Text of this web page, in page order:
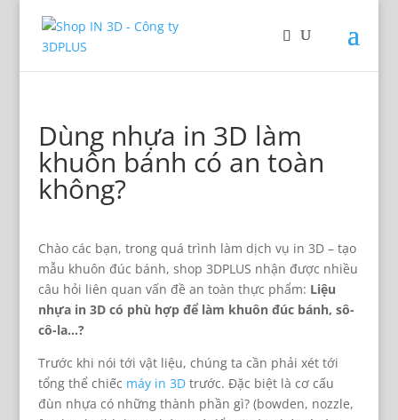
Dùng nhựa in 3D làm
khuôn bánh có an toàn
không?
Chào các bạn, trong quá trình làm dịch vụ in 3D – tạo
mẫu khuôn đúc bánh, shop 3DPLUS nhận được nhiều
câu hỏi liên quan vấn đề an toàn thực phẩm: Liệu
nhựa in 3D có phù hợp để làm khuôn đúc bánh, sô-
cô-la…?
Trước khi nói tới vật liệu, chúng ta cần phải xét tới
tổng thể chiếc máy in 3D trước. Đặc biệt là cơ cấu
đùn nhựa có những thành phần gì? (bowden, nozzle,